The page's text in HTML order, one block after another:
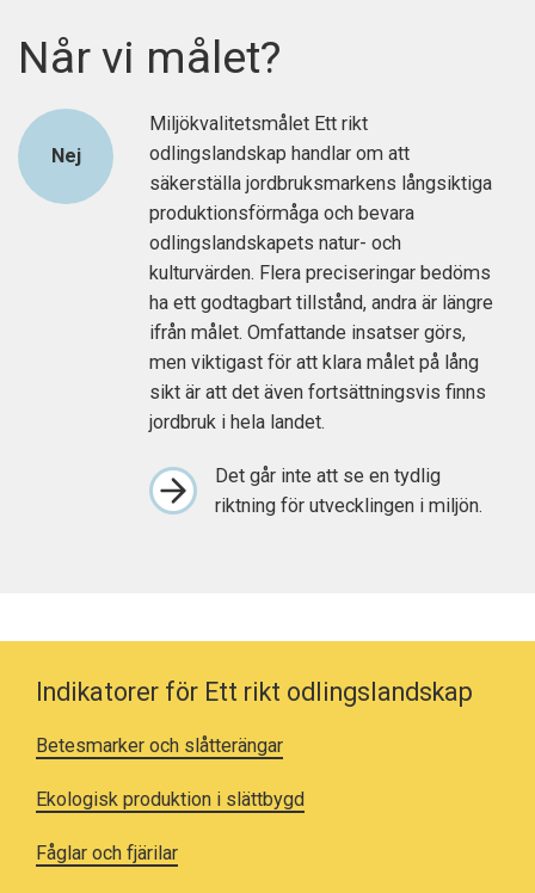
Når vi målet?
Nej
Miljökvalitetsmålet Ett rikt
odlingslandskap handlar om att
säkerställa jordbruksmarkens långsiktiga
produktionsförmåga och bevara
odlingslandskapets natur- och
kulturvärden. Flera preciseringar bedöms
ha ett godtagbart tillstånd, andra är längre
ifrån målet. Omfattande insatser görs,
men viktigast för att klara målet på lång
sikt är att det även fortsättningsvis finns
jordbruk i hela landet.
Det går inte att se en tydlig
riktning för utvecklingen i miljön.
Indikatorer för Ett rikt odlingslandskap
Betesmarker och slåtterängar
Ekologisk produktion i slättbygd
Fåglar och fjärilar